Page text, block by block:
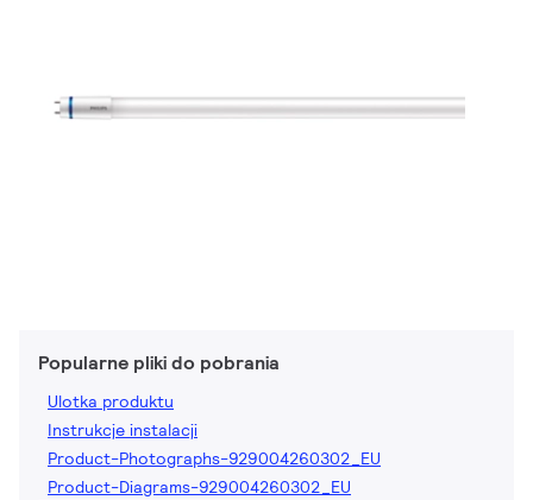
Popularne pliki do pobrania
Ulotka produktu
Instrukcje instalacji
Product-Photographs-929004260302_EU
Product-Diagrams-929004260302_EU